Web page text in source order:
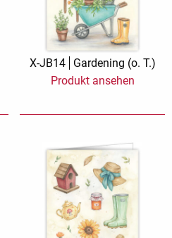
X-JB14
Gardening (o. T.)
Produkt ansehen